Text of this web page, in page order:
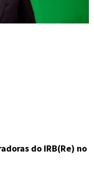
do IRB(Re) no